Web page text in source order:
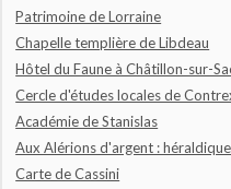
Patrimoine de Lorraine
Chapelle templière de Libdeau
Hôtel du Faune à Châtillon-sur-
Cercle d'études locales de
Académie de Stanislas
Aux Alérions d'argent :
Carte de Cassini